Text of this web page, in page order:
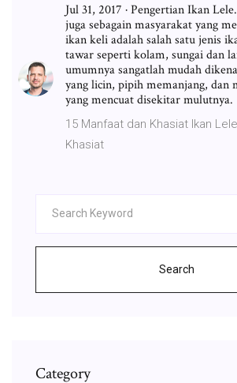
Jul 31, 2017 · Pengertian Ikan
juga sebagain masyarakat yang
ikan keli adalah salah satu jenis
tawar seperti kolam, sungai dan
umumnya sangatlah mudah
yang licin, pipih memanjang, dan
yang mencuat disekitar mulutnya.
15 Manfaat dan Khasiat Ikan
Khasiat
Search
Category